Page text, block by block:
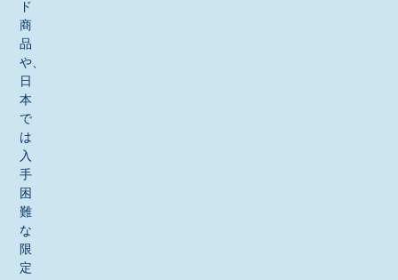
ド
商
品
や、
日
本
で
は
入
手
困
難
な
限
定